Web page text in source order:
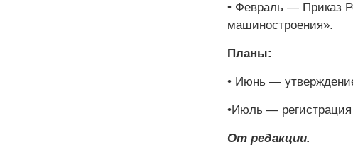
• Февраль — Приказ
машиностроения».
Планы:
• Июнь —
•Июль —
От редакции.